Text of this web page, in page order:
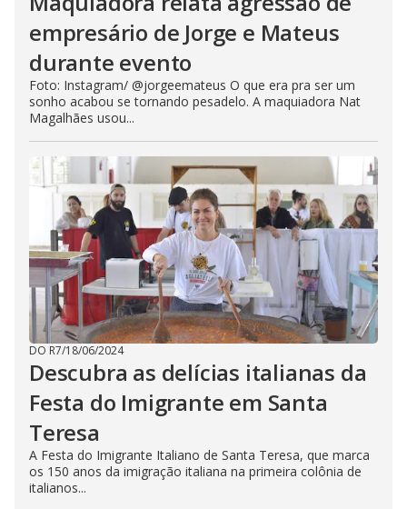
empresário de Jorge e Mateus
durante evento
Foto: Instagram/ @jorgeemateus O que era pra ser um
sonho acabou se tornando pesadelo. A maquiadora Nat
Magalhães usou...
DO R7/18/06/2024
Descubra as delícias italianas da
Festa do Imigrante em Santa
Teresa
A Festa do Imigrante Italiano de Santa Teresa, que marca
os 150 anos da imigração italiana na primeira colônia de
italianos...